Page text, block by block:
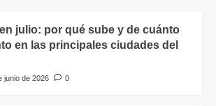
julio: por qué sube y de cuánto
en las principales ciudades del
junio de 2026
0